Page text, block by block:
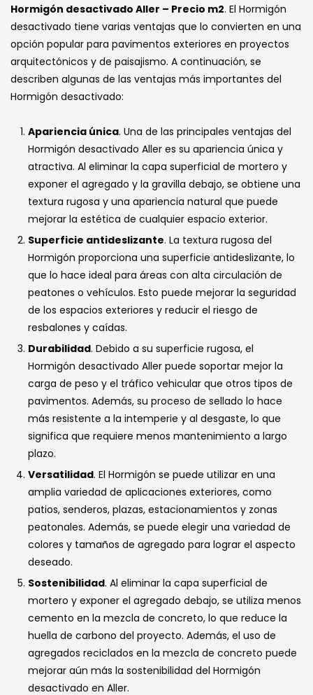
Hormigón desactivado Aller – Precio m2. El Hormigón
desactivado tiene varias ventajas que lo convierten en una
opción popular para pavimentos exteriores en proyectos
arquitectónicos y de paisajismo. A continuación, se
describen algunas de las ventajas más importantes del
Hormigón desactivado:
Apariencia única. Una de las principales ventajas del
Hormigón desactivado Aller es su apariencia única y
atractiva. Al eliminar la capa superficial de mortero y
exponer el agregado y la gravilla debajo, se obtiene una
textura rugosa y una apariencia natural que puede
mejorar la estética de cualquier espacio exterior.
Superficie antideslizante. La textura rugosa del
Hormigón proporciona una superficie antideslizante, lo
que lo hace ideal para áreas con alta circulación de
peatones o vehículos. Esto puede mejorar la seguridad
de los espacios exteriores y reducir el riesgo de
resbalones y caídas.
Durabilidad. Debido a su superficie rugosa, el
Hormigón desactivado Aller puede soportar mejor la
carga de peso y el tráfico vehicular que otros tipos de
pavimentos. Además, su proceso de sellado lo hace
más resistente a la intemperie y al desgaste, lo que
significa que requiere menos mantenimiento a largo
plazo.
Versatilidad. El Hormigón se puede utilizar en una
amplia variedad de aplicaciones exteriores, como
patios, senderos, plazas, estacionamientos y zonas
peatonales. Además, se puede elegir una variedad de
colores y tamaños de agregado para lograr el aspecto
deseado.
Sostenibilidad. Al eliminar la capa superficial de
mortero y exponer el agregado debajo, se utiliza menos
cemento en la mezcla de concreto, lo que reduce la
huella de carbono del proyecto. Además, el uso de
agregados reciclados en la mezcla de concreto puede
mejorar aún más la sostenibilidad del Hormigón
desactivado en Aller.